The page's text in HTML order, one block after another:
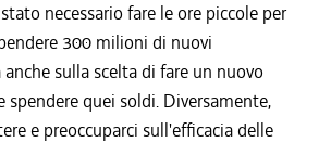
necessario fare le ore piccole per
300 milioni di nuovi
sulla scelta di fare un nuovo
spendere quei soldi. Diversamente,
e preoccuparci sull'efficacia delle